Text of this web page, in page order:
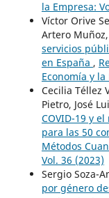
la Empresa:
Víctor Orive
Artero Muñoz,
servicios
en España ,
Economía y la
Cecilia Téllez
Pietro, José
COVID-19 y
para las 50
Métodos
Vol. 36 (2023)
Sergio Soza-
por género